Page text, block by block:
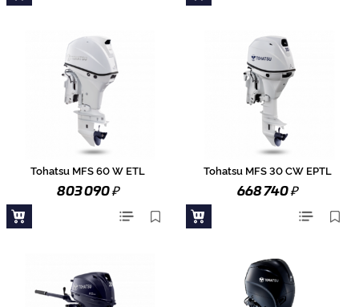
Tohatsu MFS 60 W ETL
803 090₽
Tohatsu MFS 30 CW EPTL
668 740₽